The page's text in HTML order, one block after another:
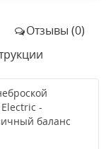
Отзывы (0)
-
баланс